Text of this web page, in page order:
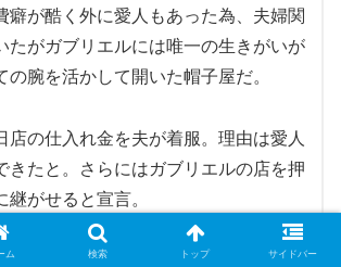
癖が酷く外に愛人もあった為、夫婦関
たがガブリエルには唯一の生きがいが
の腕を活かして開いた帽子屋だ。
店の仕入れ金を夫が着服。理由は愛人
きたと。さらにはガブリエルの店を押
継がせると宣言。
れたガブリエルはジャックと離縁。貿
ム 検索 トップ サイドバー